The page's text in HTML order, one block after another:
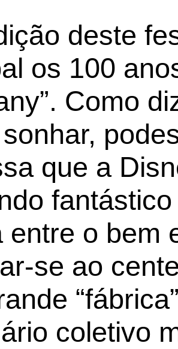
deste
os 100
Como
que a
entre o bem
se ao
coletivo